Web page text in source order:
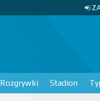
Rozgrywki Stadion